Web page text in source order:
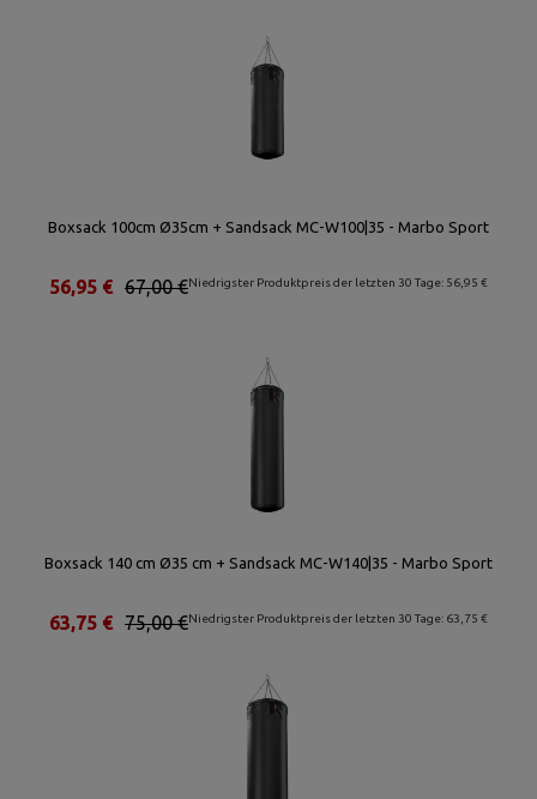
Boxsack 100cm Ø35cm + Sandsack MC-W100|35 - Marbo Sport
Niedrigster Produktpreis der letzten 30 Tage: 56,95 €
67,00 €
56,95 €
Boxsack 140 cm Ø35 cm + Sandsack MC-W140|35 - Marbo Sport
Niedrigster Produktpreis der letzten 30 Tage: 63,75 €
75,00 €
63,75 €